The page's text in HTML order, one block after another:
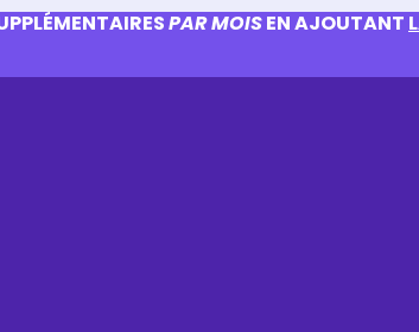
PAR MOISEN AJOUTANT